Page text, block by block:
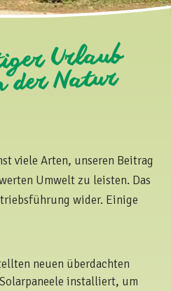
Urlaub
der Natur
viele Arten, unseren Beitrag
Umwelt zu leisten. Das
wider. Einige
neuen überdachten
installiert, um